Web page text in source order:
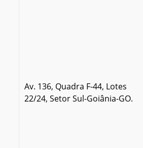
Av. 136, Quadra F-44, Lotes
22/24, Setor Sul-Goiânia-GO.